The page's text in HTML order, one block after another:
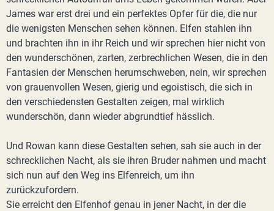
James war erst drei und ein perfektes Opfer für die, die nur
die wenigsten Menschen sehen können. Elfen stahlen ihn
und brachten ihn in ihr Reich und wir sprechen hier nicht von
den wunderschönen, zarten, zerbrechlichen Wesen, die in den
Fantasien der Menschen herumschweben, nein, wir sprechen
von grauenvollen Wesen, gierig und egoistisch, die sich in
den verschiedensten Gestalten zeigen, mal wirklich
wunderschön, dann wieder abgrundtief hässlich.
Und Rowan kann diese Gestalten sehen, sah sie auch in der
schrecklichen Nacht, als sie ihren Bruder nahmen und macht
sich nun auf den Weg ins Elfenreich, um ihn
zurückzufordern.
Sie erreicht den Elfenhof genau in jener Nacht, in der die